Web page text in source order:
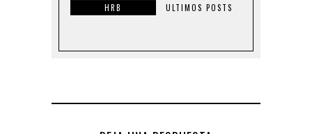
HRB ULTIMOS POSTS